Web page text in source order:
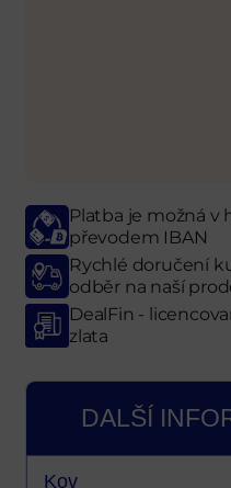
Platba je možná v
převodem IBAN
Rychlé doručení
odběr na naší
DealFin -
zlata
DALŠÍ
Kov